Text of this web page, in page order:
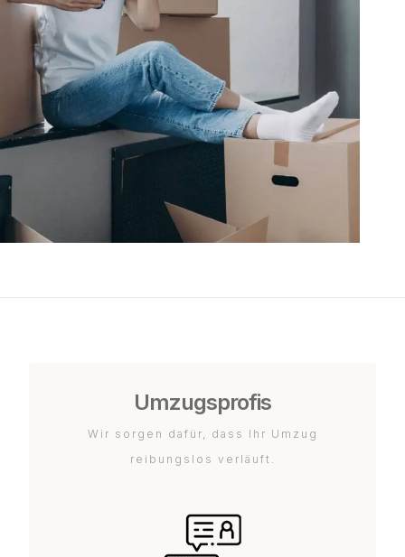
Umzugsprofis
Wir sorgen dafür, dass Ihr Umzug
reibungslos verläuft.